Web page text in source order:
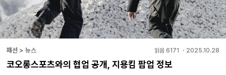
패션 > 뉴스 읽음 6171 ・ 2025.10.28
코오롱스포츠와의 협업 공개, 지용킴 팝업 정보